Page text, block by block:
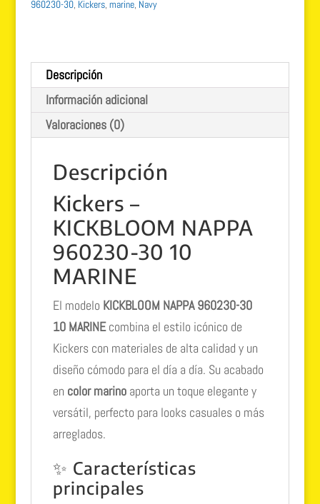
cantidad
960230-30, Kickers, marine, Navy
Descripción
Información adicional
Valoraciones (0)
Descripción
Kickers –
KICKBLOOM NAPPA
960230-30 10
MARINE
El modelo KICKBLOOM NAPPA 960230-30
10 MARINEcombina el estilo icónico de
Kickers con materiales de alta calidad y un
diseño cómodo para el día a día. Su acabado
en color marinoaporta un toque elegante y
versátil, perfecto para looks casuales o más
arreglados.
✨ Características
principales